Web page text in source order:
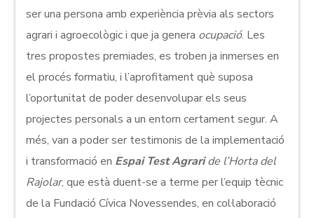
ser una persona amb experiència prèvia als sectors
agrari i agroecològic i que ja genera ocupació. Les
tres propostes premiades, es troben ja inmerses en
el procés formatiu, i l’aprofitament què suposa
l’oportunitat de poder desenvolupar els seus
projectes personals a un entorn certament segur. A
més, van a poder ser testimonis de la implementació
i transformació en Espai Test Agraride l’Horta del
Rajolar, que està duent-se a terme per l’equip tècnic
de la Fundació Cívica Novessendes, en col·laboració